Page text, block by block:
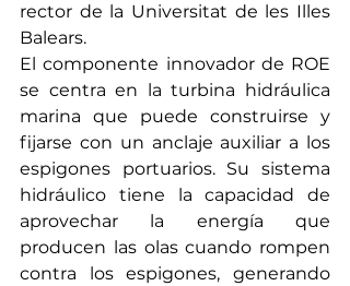
rector de la Universitat de les Illes
Balears.
El componente innovador de ROE
se centra en la turbina hidráulica
marina que puede construirse y
fijarse con un anclaje auxiliar a los
espigones portuarios. Su sistema
hidráulico tiene la capacidad de
aprovechar la energía que
producen las olas cuando rompen
contra los espigones, generando